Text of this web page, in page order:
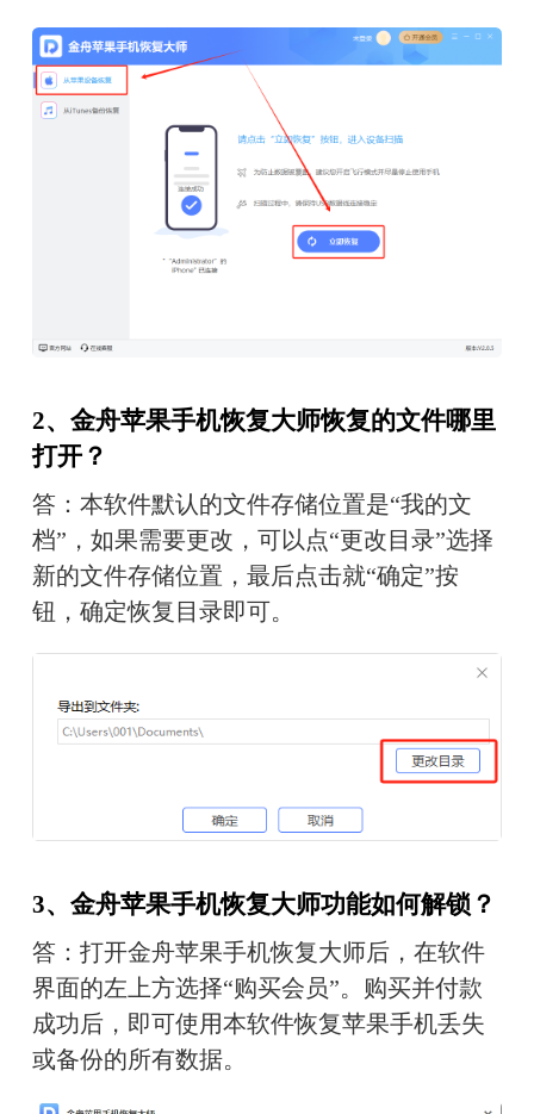
2、金舟苹果手机恢复大师恢复的文件哪里
打开？
答：本软件默认的文件存储位置是“我的文
档”，如果需要更改，可以点“更改目录”选择
新的文件存储位置，最后点击就“确定”按
钮，确定恢复目录即可。
3、金舟苹果手机恢复大师功能如何解锁？
答：打开金舟苹果手机恢复大师后，在软件
界面的左上方选择“购买会员”。购买并付款
成功后，即可使用本软件恢复苹果手机丢失
或备份的所有数据。